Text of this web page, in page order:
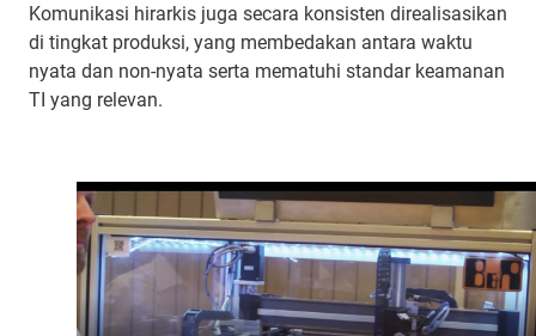
Komunikasi hirarkis juga secara konsisten direalisasikan
di tingkat produksi, yang membedakan antara waktu
nyata dan non-nyata serta mematuhi standar keamanan
TI yang relevan.